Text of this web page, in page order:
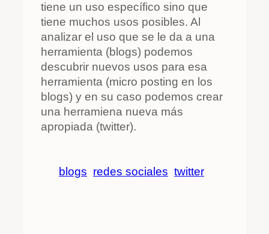
tiene un uso específico sino que
tiene muchos usos posibles. Al
analizar el uso que se le da a una
herramienta (blogs) podemos
descubrir nuevos usos para esa
herramienta (micro posting en los
blogs) y en su caso podemos crear
una herramiena nueva más
apropiada (twitter).
blogs redes sociales twitter